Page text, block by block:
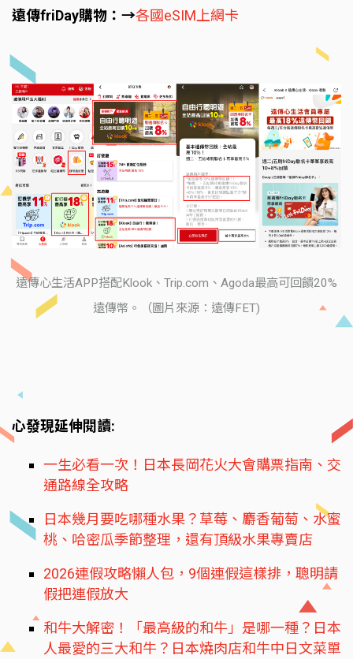
遠傳friDay購物：→各國eSIM上網卡
遠傳心生活APP搭配Klook、Trip.com、Agoda最高可回饋20%
遠傳幣。（圖片來源：遠傳FET)
心發現延伸閱讀:
一生必看一次！日本長岡花火大會購票指南、交
通路線全攻略
日本幾月要吃哪種水果？草莓、麝香葡萄、水蜜
桃、哈密瓜季節整理，還有頂級水果專賣店
2026連假攻略懶人包，9個連假這樣排，聰明請
假把連假放大
和牛大解密！「最高級的和牛」是哪一種？日本
人最愛的三大和牛？日本燒肉店和牛中日文菜單